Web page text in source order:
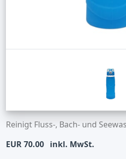
Reinigt Fluss-, Bach- und
EUR 70.00 inkl. MwSt.